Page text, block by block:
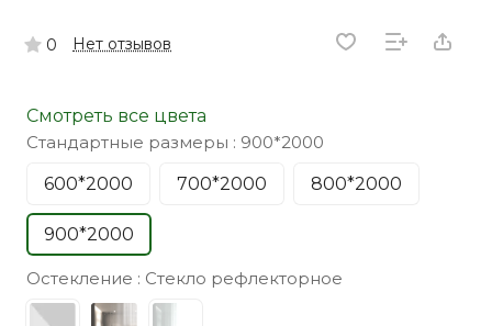
0 Нет отзывов
Смотреть все цвета
Стандартные размеры : 900*2000
600*2000
700*2000 800*2000
900*2000
Остекление : Стекло рефлекторное